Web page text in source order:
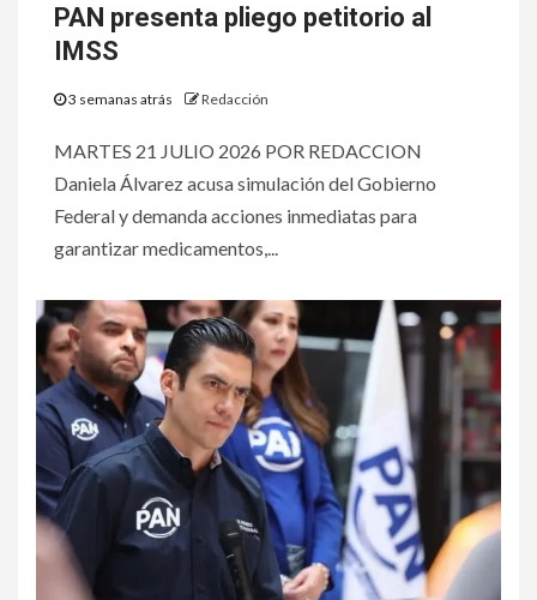
PAN presenta pliego petitorio al
IMSS
3 semanas atrás Redacción
MARTES 21 JULIO 2026 POR REDACCION
Daniela Álvarez acusa simulación del Gobierno
Federal y demanda acciones inmediatas para
garantizar medicamentos,...